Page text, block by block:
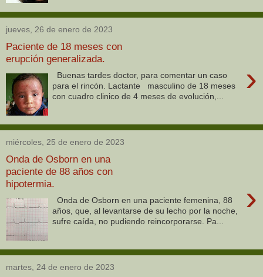
jueves, 26 de enero de 2023
Paciente de 18 meses con
erupción generalizada.
›
Buenas tardes doctor, para comentar un caso
para el rincón. Lactante masculino de 18 meses
con cuadro clinico de 4 meses de evolución,...
miércoles, 25 de enero de 2023
Onda de Osborn en una
paciente de 88 años con
hipotermia.
›
Onda de Osborn en una paciente femenina, 88
años, que, al levantarse de su lecho por la noche,
sufre caída, no pudiendo reincorporarse. Pa...
martes, 24 de enero de 2023